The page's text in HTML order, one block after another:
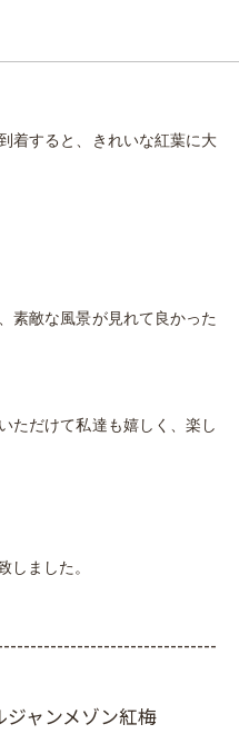
着すると、きれいな紅葉に大
素敵な風景が見れて良かった
ただけて私達も嬉しく、楽し
しました。
ャンメゾン紅梅